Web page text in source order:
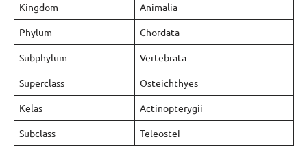
Kingdom Animalia
Phylum Chordata
Subphylum Vertebrata
Superclass Osteichthyes
Kelas Actinopterygii
Subclass Teleostei